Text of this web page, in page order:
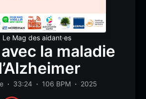
Le Mag des aidant·es
la maladie
33:24 106 BPM 2025